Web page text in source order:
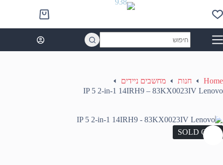
to
content
Shopping
cart
results
Home חנות
מחשבים ניידים
IP 5 2-in-1 14IRH9 – 83KX0023IV Lenovo
SOLD OUT